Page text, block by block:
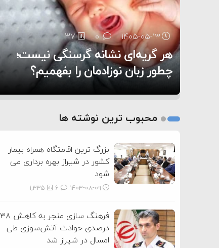
۱۴۰۵-۰۵-۱۳ 0
37
هر گریه‌ای نشانه گرسنگی نیست؛
چطور زبان نوزادمان را بفهمیم؟
۱۴۰۵-۰۵-۱۲ 0
28
تغذیه پدر می‌تواند بر سلامت نوزاد
تأثیر بگذارد
۱۴۰۵-۰۵-۱۲ 0
13
روی دیگر زندگی
2
محبوب ترین نوشته ها
بزرگ ترین اقامتگاه همراه بیمار
کشور در شیراز بهره برداری می
شود
۱۴۰۳-۰۸-۰۹ 1,335
فرهنگ سازی منجر به کاهش ۳۸
درصدی حوادث آتش‌سوزی طی
امسال در شیراز شد